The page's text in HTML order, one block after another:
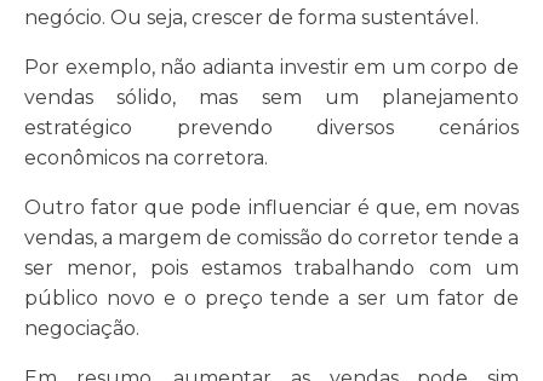
negócio. Ou seja, crescer de forma sustentável.
Por exemplo, não adianta investir em um corpo de
vendas sólido, mas sem um planejamento
estratégico prevendo diversos cenários
econômicos na corretora.
Outro fator que pode influenciar é que, em novas
vendas, a margem de comissão do corretor tende a
ser menor, pois estamos trabalhando com um
público novo e o preço tende a ser um fator de
negociação.